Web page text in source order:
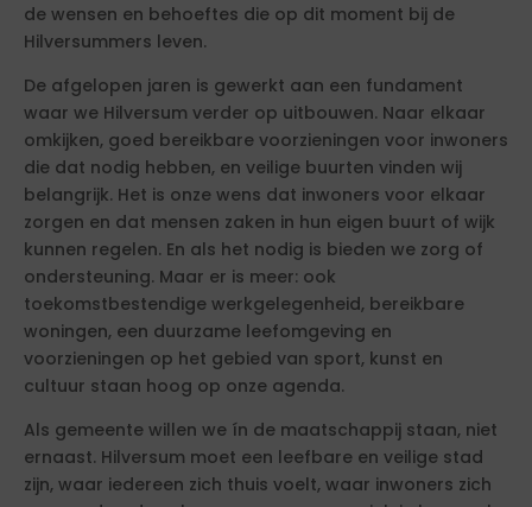
de wensen en behoeftes die op dit moment bij de
Hilversummers leven.
De afgelopen jaren is gewerkt aan een fundament
waar we Hilversum verder op uitbouwen. Naar elkaar
omkijken, goed bereikbare voorzieningen voor inwoners
die dat nodig hebben, en veilige buurten vinden wij
belangrijk. Het is onze wens dat inwoners voor elkaar
zorgen en dat mensen zaken in hun eigen buurt of wijk
kunnen regelen. En als het nodig is bieden we zorg of
ondersteuning. Maar er is meer: ook
toekomstbestendige werkgelegenheid, bereikbare
woningen, een duurzame leefomgeving en
voorzieningen op het gebied van sport, kunst en
cultuur staan hoog op onze agenda.
Als gemeente willen we ín de maatschappij staan, niet
ernaast. Hilversum moet een leefbare en veilige stad
zijn, waar iedereen zich thuis voelt, waar inwoners zich